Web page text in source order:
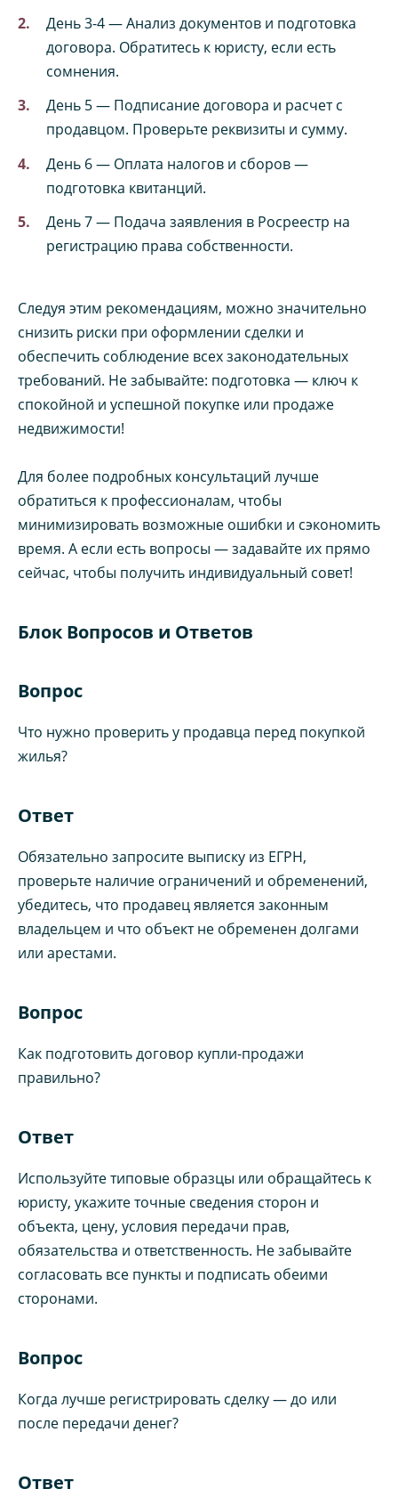
День 3-4 — Анализ документов и подготовка
договора. Обратитесь к юристу, если есть
сомнения.
День 5 — Подписание договора и расчет с
продавцом. Проверьте реквизиты и сумму.
День 6 — Оплата налогов и сборов —
подготовка квитанций.
День 7 — Подача заявления в Росреестр на
регистрацию права собственности.
Следуя этим рекомендациям, можно значительно
снизить риски при оформлении сделки и
обеспечить соблюдение всех законодательных
требований. Не забывайте: подготовка — ключ к
спокойной и успешной покупке или продаже
недвижимости!
Для более подробных консультаций лучше
обратиться к профессионалам, чтобы
минимизировать возможные ошибки и сэкономить
время. А если есть вопросы — задавайте их прямо
сейчас, чтобы получить индивидуальный совет!
Блок Вопросов и Ответов
Вопрос
Что нужно проверить у продавца перед покупкой
жилья?
Ответ
Обязательно запросите выписку из ЕГРН,
проверьте наличие ограничений и обременений,
убедитесь, что продавец является законным
владельцем и что объект не обременен долгами
или арестами.
Вопрос
Как подготовить договор купли-продажи
правильно?
Ответ
Используйте типовые образцы или обращайтесь к
юристу, укажите точные сведения сторон и
объекта, цену, условия передачи прав,
обязательства и ответственность. Не забывайте
согласовать все пункты и подписать обеими
сторонами.
Вопрос
Когда лучше регистрировать сделку — до или
после передачи денег?
Ответ